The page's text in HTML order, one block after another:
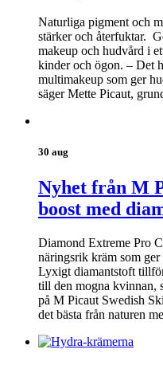
Naturliga pigment och
stärker och återfuktar.
makeup och hudvård i
kinder och ögon. – Det
multimakeup som ger
säger Mette Picaut,
30 aug
Nyhet från M
boost med
Diamond Extreme Pro
näringsrik kräm som ger
Lyxigt diamantstoft
till den mogna kvinnan,
på M Picaut Swedish
det bästa från naturen